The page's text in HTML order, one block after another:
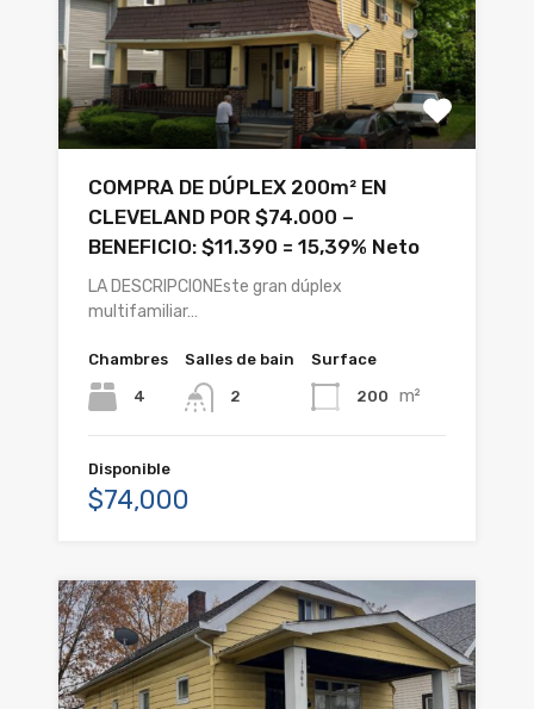
COMPRA DE DÚPLEX 200m² EN
CLEVELAND POR $74.000 –
BENEFICIO: $11.390 = 15,39% Neto
LA DESCRIPCIONEste gran dúplex
multifamiliar…
Chambres
4
Salles de bain
2
Surface
200 m²
Disponible
$74,000